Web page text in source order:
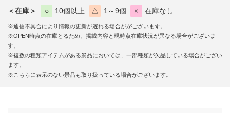
＜在庫＞ ○ 10個以上 △ 1～9個 × 在庫なし
※通信不具合により情報の更新が遅れる場合ががございます。
※OPEN時点の在庫とるため、掲載内容と現時点在庫状況が異なる場合がございま
す。
※複数の種類アイテムがある景品においては、一部種類が欠品している場合がござい
ます。
※こちらに表示のない景品も取り扱っている場合がございます。